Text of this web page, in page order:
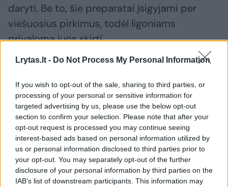
Lrytas.lt - Do Not Process My Personal Information
If you wish to opt-out of the sale, sharing to third parties, or
processing of your personal or sensitive information for
targeted advertising by us, please use the below opt-out
section to confirm your selection. Please note that after your
opt-out request is processed you may continue seeing
interest-based ads based on personal information utilized by
us or personal information disclosed to third parties prior to
your opt-out. You may separately opt-out of the further
disclosure of your personal information by third parties on the
IAB’s list of downstream participants. This information may
daryti. Be to, šie preparatai įsigyjami per
viešuosius pirkimus, todėl ligoniams
privaloma juos skirti.
favipiraviro, kurio veiksmingumas neįrodytas
klinikiniais tyrimais, tačiau yra žinomas
sunkus šalutinis poveikis – širdies
patologijos, vaisiaus patologija, padidėjęs
šlapimo rūgšties kiekis kraujyje, o tai
neigiamai veikia inkstus ir sąnarius.